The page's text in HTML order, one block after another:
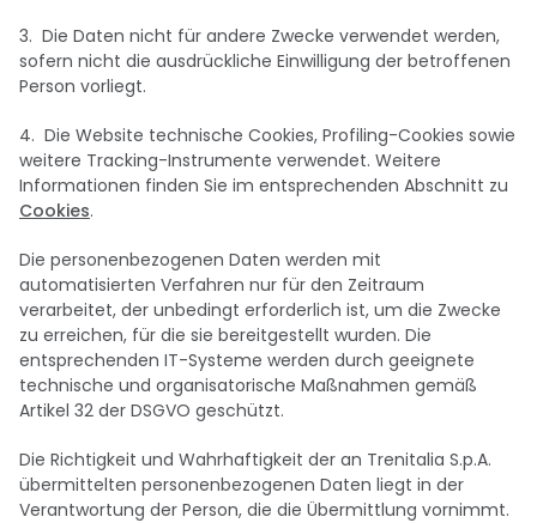
3. Die Daten nicht für andere Zwecke verwendet werden,
sofern nicht die ausdrückliche Einwilligung der betroffenen
Person vorliegt.
4. Die Website technische Cookies, Profiling-Cookies sowie
weitere Tracking-Instrumente verwendet. Weitere
Informationen finden Sie im entsprechenden Abschnitt zu
Cookies.
Die personenbezogenen Daten werden mit
automatisierten Verfahren nur für den Zeitraum
verarbeitet, der unbedingt erforderlich ist, um die Zwecke
zu erreichen, für die sie bereitgestellt wurden. Die
entsprechenden IT-Systeme werden durch geeignete
technische und organisatorische Maßnahmen gemäß
Artikel 32 der DSGVO geschützt.
Die Richtigkeit und Wahrhaftigkeit der an Trenitalia S.p.A.
übermittelten personenbezogenen Daten liegt in der
Verantwortung der Person, die die Übermittlung vornimmt.